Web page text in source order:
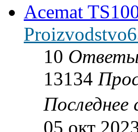
Acemat
10 Ответы
13134
05 окт